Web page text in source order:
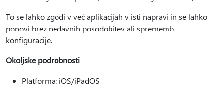
To se lahko zgodi v več aplikacijah v isti napravi in se lahko
ponovi brez nedavnih posodobitev ali sprememb
konfiguracije.
Okoljske podrobnosti
Platforma: iOS/iPadOS